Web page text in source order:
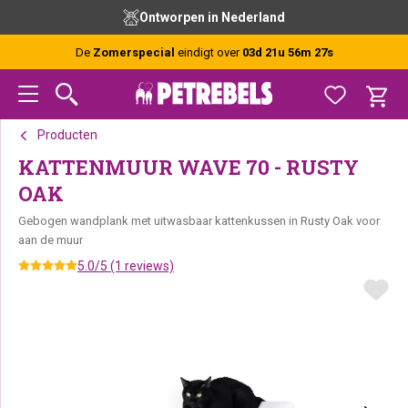
hoofdnavigatie
hoofd
inhoud
voettekst
Ontworpen in Nederland
De Zomerspecial eindigt over 03d 21u 56m 27s
Producten
KATTENMUUR WAVE 70 - RUSTY
OAK
Gebogen wandplank met uitwasbaar kattenkussen in Rusty Oak voor
aan de muur
5.0/5 (1 reviews)